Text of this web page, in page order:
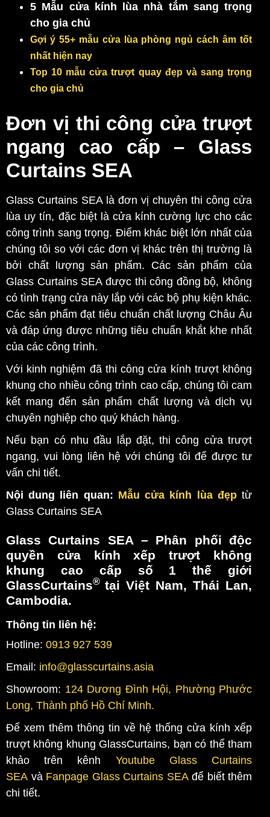
5 Mẫu cửa kính lùa nhà tắm sang trọng
cho gia chủ
Gợi ý 55+ mẫu cửa lùa phòng ngủ cách âm tốt
nhất hiện nay
Top 10 mẫu cửa trượt quay đẹp và sang trọng
cho gia chủ
Đơn vị thi công cửa trượt
ngang cao cấp – Glass
Curtains SEA
Glass Curtains SEA là đơn vị chuyên thi công cửa
lùa uy tín, đặc biệt là cửa kính cường lực cho các
công trình sang trọng. Điểm khác biệt lớn nhất của
chúng tôi so với các đơn vị khác trên thị trường là
bởi chất lượng sản phẩm. Các sản phẩm của
Glass Curtains SEA được thi công đồng bộ, không
có tình trạng cửa này lắp với các bộ phụ kiện khác.
Các sản phẩm đạt tiêu chuẩn chất lượng Châu Âu
và đáp ứng được những tiêu chuẩn khắt khe nhất
của các công trình.
Với kinh nghiệm đã thi công cửa kính trượt không
khung cho nhiều công trình cao cấp, chúng tôi cam
kết mang đến sản phẩm chất lượng và dịch vụ
chuyên nghiệp cho quý khách hàng.
Nếu bạn có nhu đầu lắp đặt, thi công cửa trượt
ngang, vui lòng liên hệ với chúng tôi để được tư
vấn chi tiết.
Nội dung liên quan: Mẫu cửa kính lùa đẹptừ
Glass Curtains SEA
Glass Curtains SEA – Phân phối độc
quyền cửa kính xếp trượt không
khung cao cấp số 1 thế giới
GlassCurtains® tại Việt Nam, Thái Lan,
Cambodia.
Thông tin liên hệ:
Hotline: 0913 927 539
Email: info@glasscurtains.asia
Showroom: 124 Dương Đình Hội, Phường Phước
Long, Thành phố Hồ Chí Minh.
Để xem thêm thông tin về hệ thống cửa kính xếp
trượt không khung GlassCurtains, bạn có thể tham
khảo trên kênh Youtube Glass Curtains
SEA và Fanpage Glass Curtains SEAđể biết thêm
chi tiết.